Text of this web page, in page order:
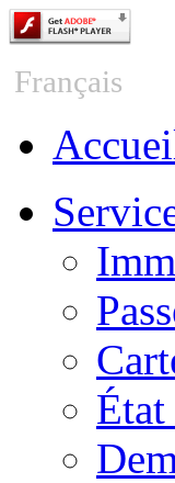
Français